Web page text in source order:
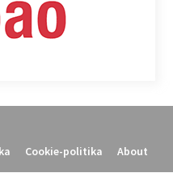
Cookie-politika About